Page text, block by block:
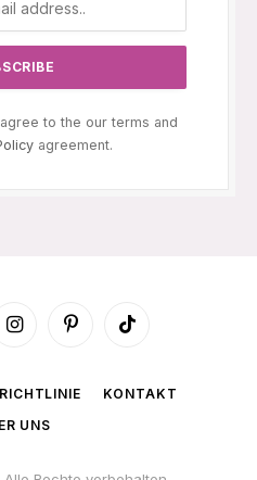
to the our terms and
agreement.
InstagramPinterestTikTok
KONTAKT
UNS